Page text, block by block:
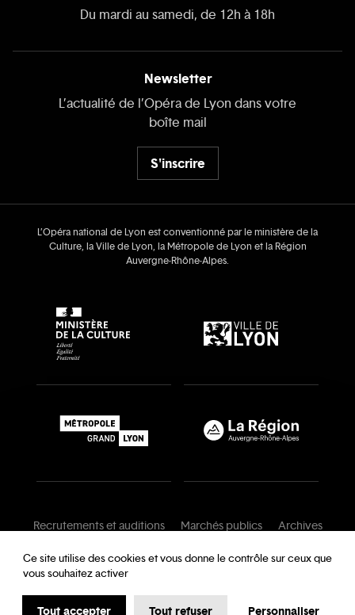
Du mardi au samedi, de 12h à 18h
Newsletter
L’actualité de l’Opéra de Lyon dans votre
boîte mail
S'inscrire
L’Opéra national de Lyon est conventionné par le ministère de la
Culture, la Ville de Lyon, la Métropole de Lyon et la Région
Auvergne‑Rhône‑Alpes.
Recrutements et auditions Marchés publics
Archives
Mentions légales
Conditions générales
Charte de modération
Protection des données
Ce site utilise des cookies et vous donne le contrôle sur ceux que
vous souhaitez activer
Tout accepter Tout refuser Personnaliser